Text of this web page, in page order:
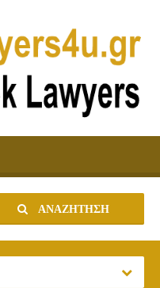
ΑΝΑΖΉΤΗΣΗ